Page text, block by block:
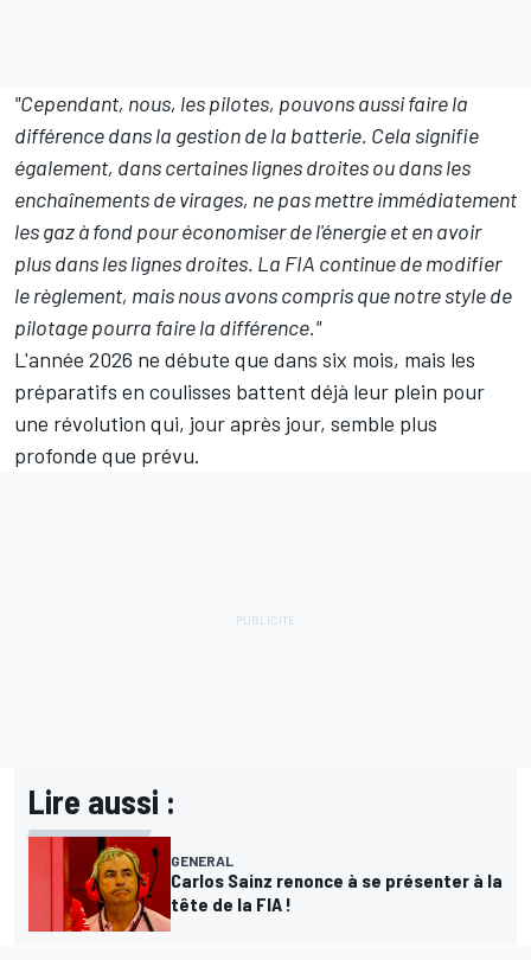
"Cependant, nous, les pilotes, pouvons aussi faire la
différence dans la gestion de la batterie. Cela signifie
également, dans certaines lignes droites ou dans les
enchaînements de virages, ne pas mettre immédiatement
les gaz à fond pour économiser de l'énergie et en avoir
plus dans les lignes droites. La FIA continue de modifier
le règlement, mais nous avons compris que notre style de
pilotage pourra faire la différence."
L'année 2026 ne débute que dans six mois, mais les
préparatifs en coulisses battent déjà leur plein pour
une révolution qui, jour après jour, semble plus
profonde que prévu.
Lire aussi :
GENERAL
Carlos Sainz renonce à se présenter à la
tête de la FIA !